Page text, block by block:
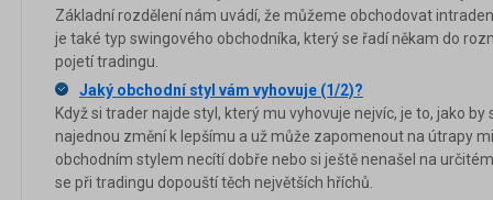
Základní rozdělení nám uvádí, že můžeme obchodovat
je také typ swingového obchodníka, který se řadí někam do
pojetí tradingu.
Jaký obchodní styl vám vyhovuje (1/2)?
Když si trader najde styl, který mu vyhovuje nejvíc, je to, jako by
najednou změní k lepšímu a už může zapomenout na útrapy
obchodním stylem necítí dobře nebo si ještě nenašel na
se při tradingu dopouští těch největších hříchů.